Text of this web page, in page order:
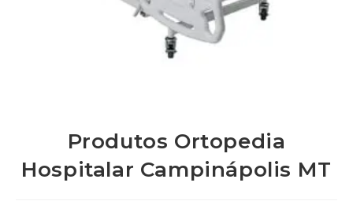
Produtos Ortopedia
Hospitalar Campinápolis MT